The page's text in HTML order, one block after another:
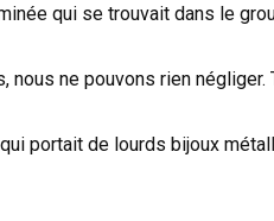
qui se trouvait dans le
nous ne pouvons rien négliger.
portait de lourds bijoux